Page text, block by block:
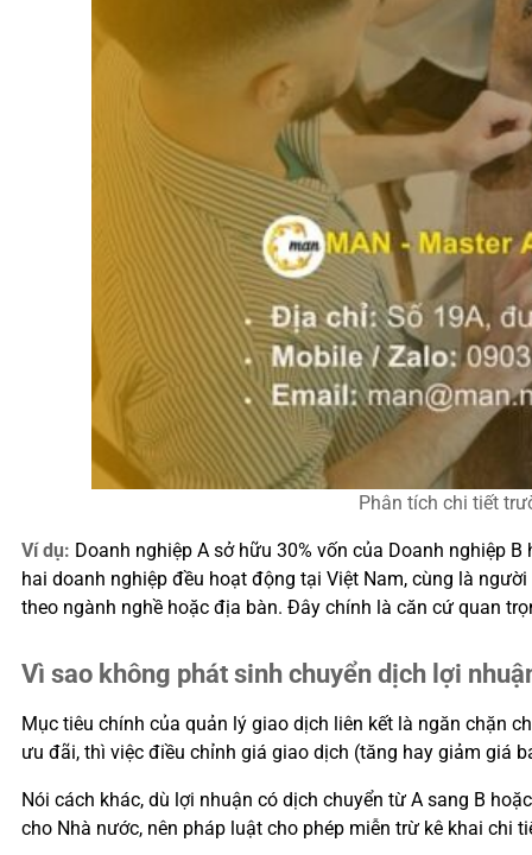
Phân tích chi tiết
Ví dụ: Doanh nghiệp A sở hữu 30% vốn của Doanh nghiệp
hai doanh nghiệp đều hoạt động tại Việt Nam, cùng là
theo ngành nghề hoặc địa bàn. Đây chính là căn cứ quan
Vì sao không phát sinh chuyển dịch lợi
Mục tiêu chính của quản lý giao dịch liên kết là ngăn chặn
ưu đãi, thì việc điều chỉnh giá giao dịch (tăng hay giảm giá
Nói cách khác, dù lợi nhuận có dịch chuyển từ A sang B
cho Nhà nước, nên pháp luật cho phép miễn trừ kê khai chi